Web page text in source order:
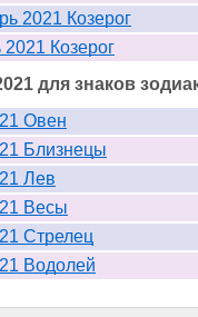
2021 Козерог
2021 Козерог
для знаков
Овен
Близнецы
Лев
Весы
Стрелец
Водолей